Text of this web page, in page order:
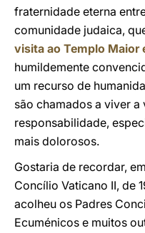
fraternidade eterna
comunidade judaica,
visita ao Templo Maior
humildemente
um recurso de
são chamados a viver
responsabilidade,
mais dolorosos.
Gostaria de recordar,
Concílio Vaticano II, de
acolheu os Padres
Ecuménicos e muitos